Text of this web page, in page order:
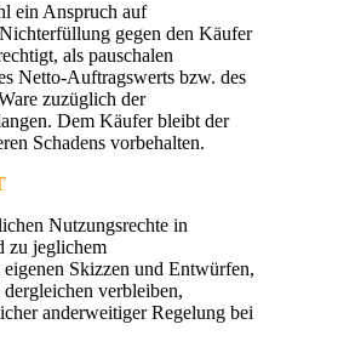
ein Anspruch auf
gegen den Käufer
als pauschalen
Netto-Auftragswerts bzw. des
zuzüglich der
Dem Käufer bleibt der
Schadens vorbehalten.
Nutzungsrechte in
zu jeglichem
Skizzen und Entwürfen,
verbleiben,
anderweitiger Regelung bei